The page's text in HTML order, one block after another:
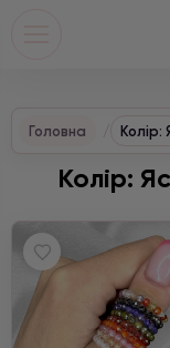
Головна Колір:
Колір: